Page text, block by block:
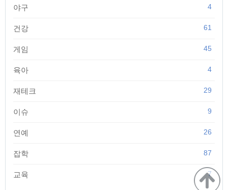
야구 4
건강 61
게임 45
육아 4
재테크 29
이슈 9
연예 26
잡학 87
교육 7